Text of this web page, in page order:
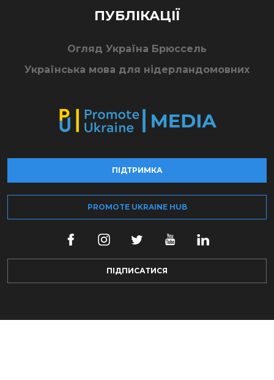
ПУБЛІКАЦІЇ
Огляд Україна Брюссель
Українська мова для нідерландомовних
ПІДТРИМКА
PROMOTE UKRAINE HUB
ПІДПИСАТИСЯ